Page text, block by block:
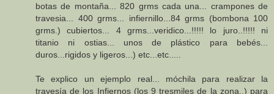
botas de montaña... 820 grms cada una... crampones de
travesia... 400 grms... infiernillo...84 grms (bombona 100
grms.) cubiertos... 4 grms...veridico...!!!!! lo juro..!!!!! ni
titanio ni ostias... unos de plástico para bebés...
duros...rigidos y ligeros...) etc...etc.....
Te explico un ejemplo real... móchila para realizar la
travesía de los Infiernos (los 9 tresmiles de la zona..) para